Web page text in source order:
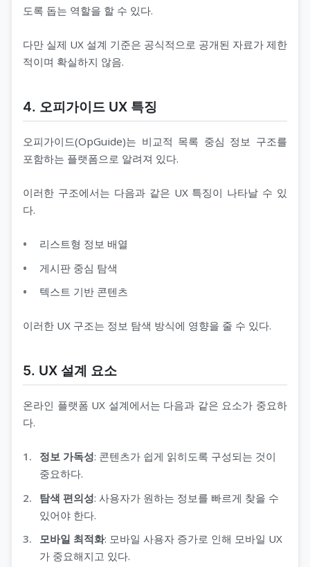
도록 돕는 역할을 할 수 있다.
다만 실제 UX 설계 기준은 공식적으로 공개된 자료가 제한
적이며 확실하지 않음.
4. 오피가이드 UX 특징
오피가이드(OpGuide)는 비교적 목록 중심 정보 구조를
포함하는 플랫폼으로 알려져 있다.
이러한 구조에서는 다음과 같은 UX 특징이 나타날 수 있
다.
리스트형 정보 배열
게시판 중심 탐색
텍스트 기반 콘텐츠
이러한 UX 구조는 정보 탐색 방식에 영향을 줄 수 있다.
5. UX 설계 요소
온라인 플랫폼 UX 설계에서는 다음과 같은 요소가 중요하
다.
정보 가독성: 콘텐츠가 쉽게 읽히도록 구성되는 것이
중요하다.
탐색 편의성: 사용자가 원하는 정보를 빠르게 찾을 수
있어야 한다.
모바일 최적화: 모바일 사용자 증가로 인해 모바일 UX
가 중요해지고 있다.